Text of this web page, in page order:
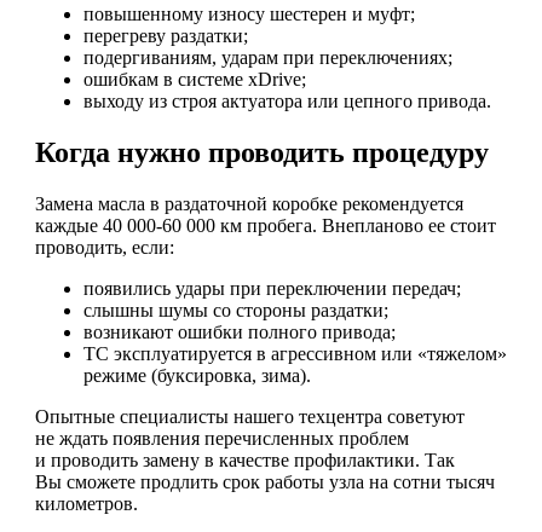
повышенному износу шестерен и муфт;
перегреву раздатки;
подергиваниям, ударам при переключениях;
ошибкам в системе xDrive;
выходу из строя актуатора или цепного привода.
Когда нужно проводить процедуру
Замена масла в раздаточной коробке рекомендуется
каждые 40 000-60 000 км пробега. Внепланово ее стоит
проводить, если:
появились удары при переключении передач;
слышны шумы со стороны раздатки;
возникают ошибки полного привода;
ТС эксплуатируется в агрессивном или «тяжелом»
режиме (буксировка, зима).
Опытные специалисты нашего техцентра советуют
не ждать появления перечисленных проблем
и проводить замену в качестве профилактики. Так
Вы сможете продлить срок работы узла на сотни тысяч
километров.